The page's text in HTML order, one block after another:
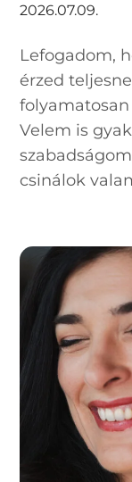
2026.07.09.
Lefogadom,
érzed
Velem is
csinálok